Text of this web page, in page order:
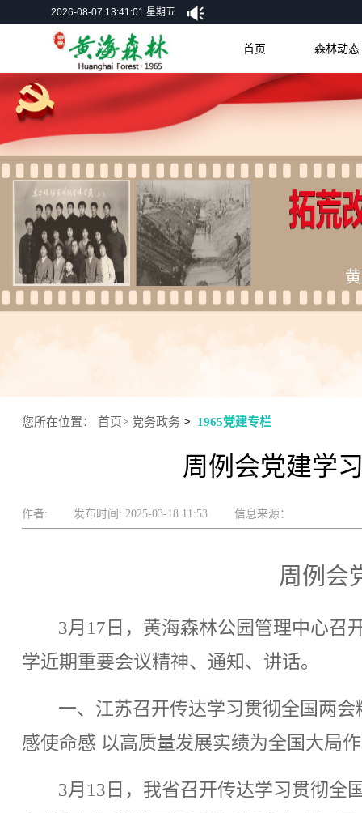
2026-08-07 13:41:03 星期五
首页 森林动态
您所在位置： 首页> 党务政务 > 1965党建专栏
周例会党建学
作者: 发布时间: 2025-03-18 11:53 信息来源：
周例会
3月 17 日，黄海森林公园管理中心召
学近期重要会议精神、通知、讲话。
一、江苏召开传达学习贯彻全国两
感使命感 以高质量发展实绩为全国大局
3月 13 日，我省召开传达学习贯彻全